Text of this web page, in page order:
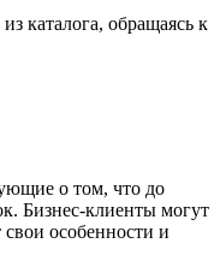
каталога, обращаясь к
о том, что до
Бизнес-клиенты могут
особенности и